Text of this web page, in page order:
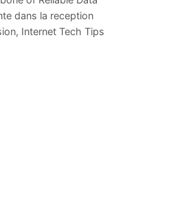
dans la reception
Internet Tech Tips